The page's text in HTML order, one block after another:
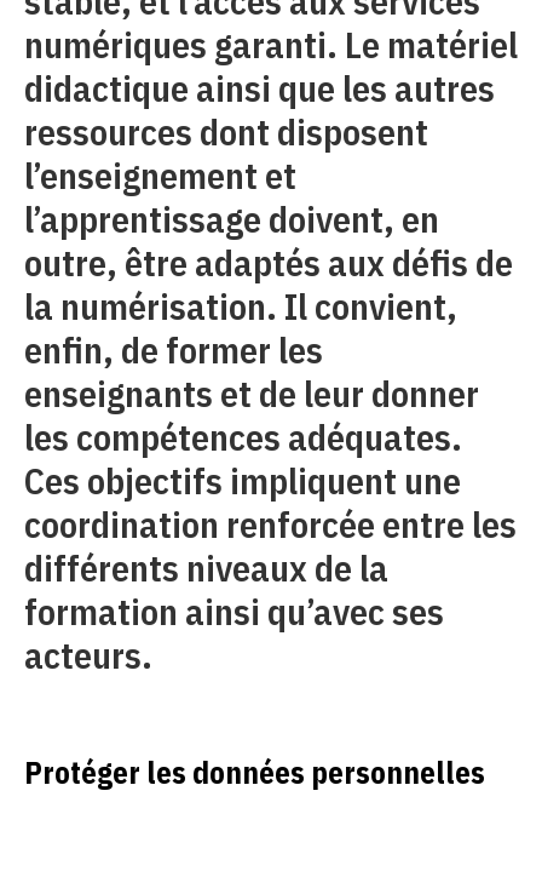
numériques garanti. Le matériel
didactique ainsi que les autres
ressources dont disposent
l’enseignement et
l’apprentissage doivent, en
outre, être adaptés aux défis de
la numérisation. Il convient,
enfin, de former les
enseignants et de leur donner
les compétences adéquates.
Ces objectifs impliquent une
coordination renforcée entre les
différents niveaux de la
formation ainsi qu’avec ses
acteurs.
Protéger les données personnelles